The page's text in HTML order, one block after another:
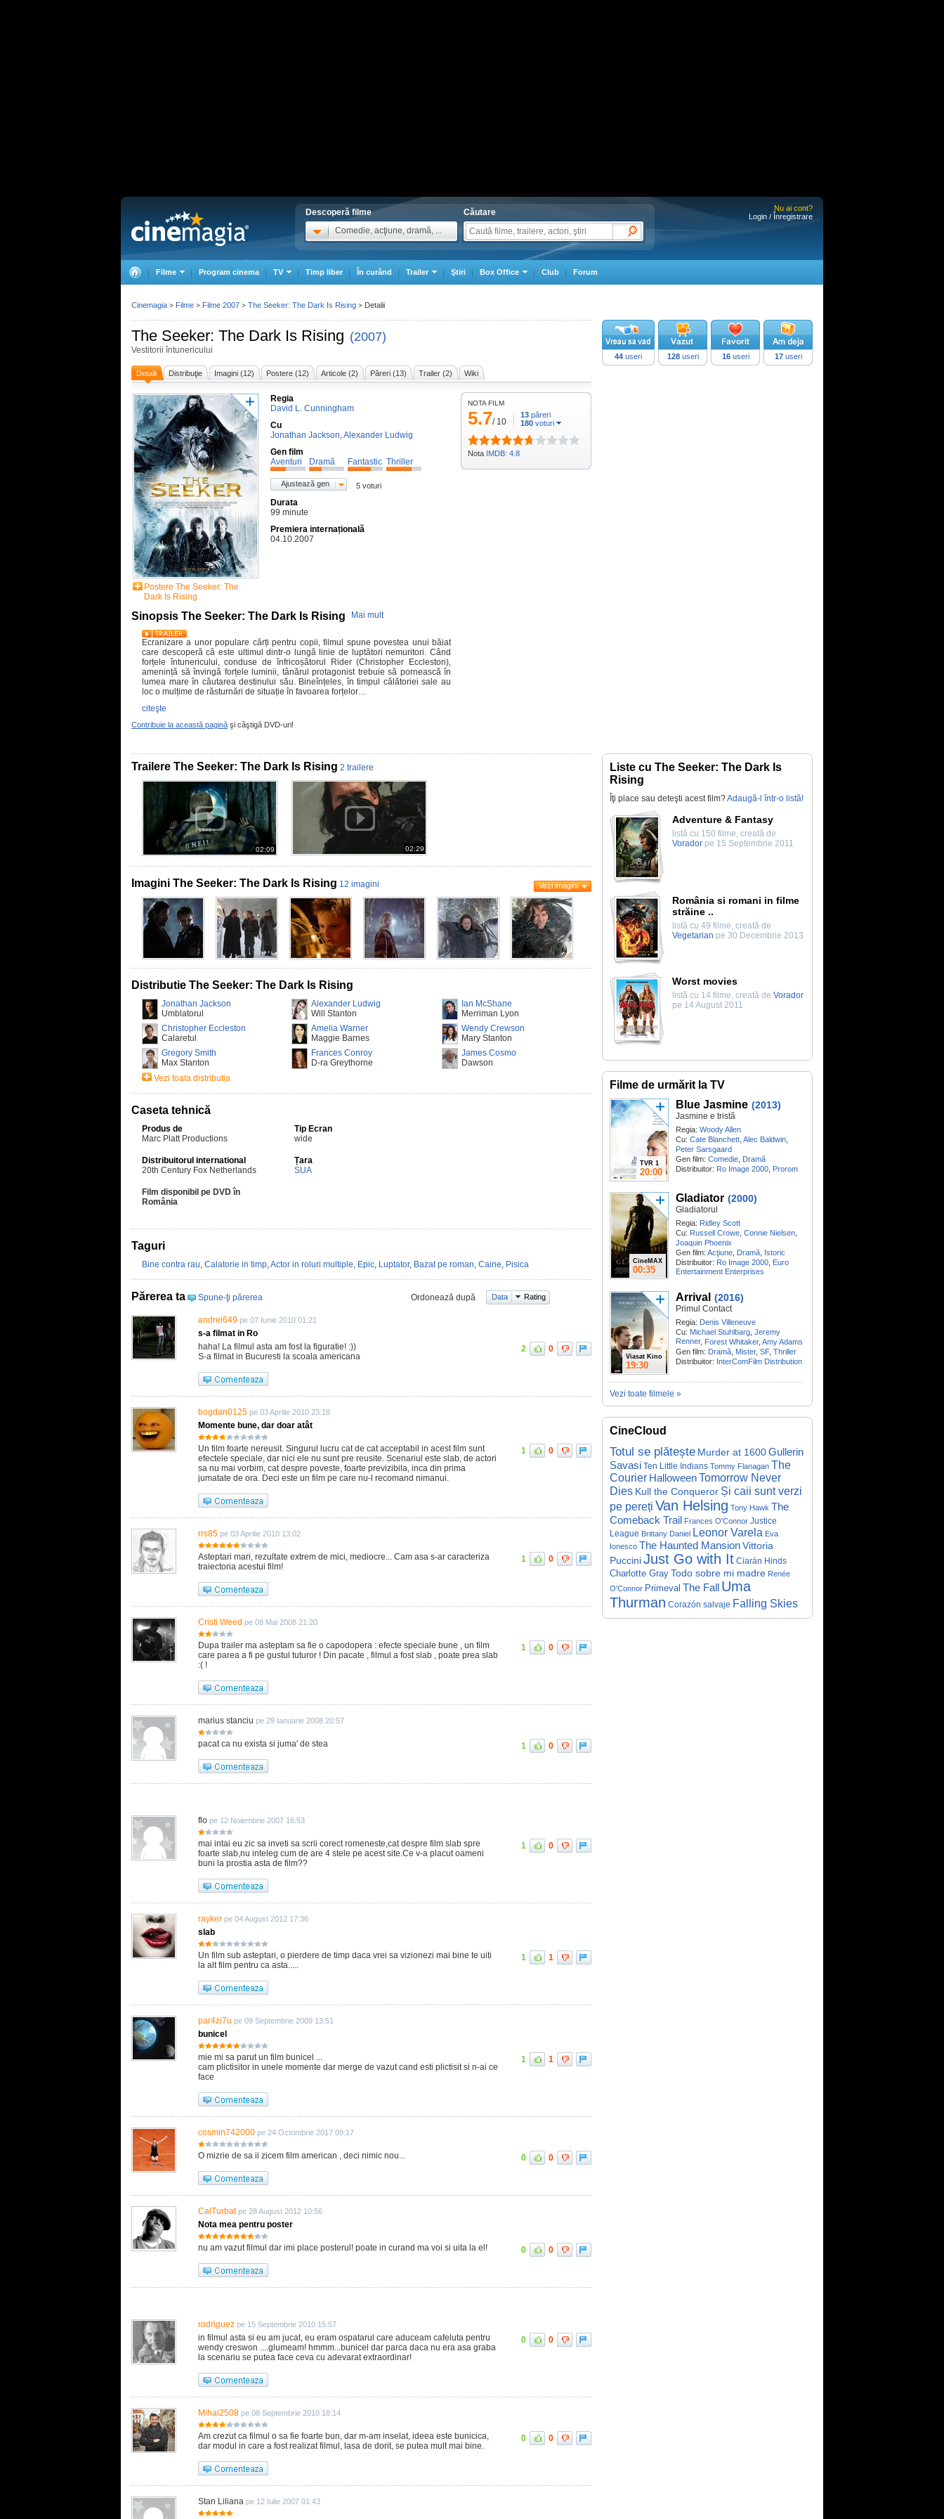
Descoperă filme
Comedie, acţiune, dramă, ...
Căutare
Nu ai cont?
Login / Înregistrare
Filme Program cinema TV Timp liber În curând Trailer Ştiri Box Office Club Forum
The Seeker: The Dark Is Rising (2007)
Vestitorii întunericului
Detalii Distribuţie Imagini (12) Postere (12) Articole (2) Păreri (13) Trailer (2) Wiki
Postere The Seeker: The
Dark Is Rising
Regia
David L. Cunningham
Cu
Jonathan Jackson,Alexander Ludwig
Gen film
Aventuri
Dramă Fantastic Thriller
Ajustează gen 5 voturi
Durata
99 minute
Premiera internațională
04.10.2007
Sinopsis The Seeker: The Dark Is Rising Mai mult
Ecranizare a unor populare cărți pentru copii, filmul spune povestea unui băiat
care descoperă că este ultimul dintr-o lungă linie de luptători nemuritori. Când
forțele întunericului, conduse de înfricoșătorul Rider (Christopher Eccleston),
amenință să învingă forțele luminii, tânărul protagonist trebuie să pornească în
lumea mare în căutarea destinului său. Bineînțeles, în timpul călătoriei sale au
loc o mulțime de răsturnări de situație în favoarea forțelor…
citeşte
Contribuie la această pagină şi câştigă DVD-uri!
NOTA FILM
5.7/ 10
13 păreri
180 voturi
Nota IMDB: 4.8
44 useri 128useri 16useri 17useri
Trailere The Seeker: The Dark Is Rising 2 trailere
02:09 02:29
Imagini The Seeker: The Dark Is Rising 12 imagini Vezi imagini
Distributie The Seeker: The Dark Is Rising
Jonathan Jackson
Umblatorul
Alexander Ludwig
Will Stanton
Ian McShane
Merriman Lyon
Christopher Eccleston
Calaretul
Amelia Warner
Maggie Barnes
Wendy Crewson
Mary Stanton
Gregory Smith
Max Stanton
Frances Conroy
D-ra Greythorne
James Cosmo
Dawson
Vezi toata distributia
Caseta tehnică
Produs de
Marc Platt Productions
Tip Ecran
wide
Distribuitorul international
20th Century Fox Netherlands
Țara
SUA
Film disponibil pe DVD în
România
Taguri
Bine contra rau, Calatorie in timp,Actor in roluri multiple, Epic, Luptator, Bazat pe roman, Caine, Pisica
Părerea ta Spune-ţi părerea Ordonează după Data Rating
andrei649 pe 07 Iunie 2010 01:21
s-a filmat in Ro
haha! La filmul asta am fost la figuratie! :))
S-a filmat in Bucuresti la scoala americana
2 0
bogdan0125 pe 03 Aprilie 2010 23:18
Momente bune, dar doar atât
Un film foarte nereusit. Singurul lucru cat de cat acceptabil in acest film sunt
efectele speciale, dar nici ele nu sunt pre reusite. Scenariul este slab, de actori
sa nu mai vorbim, cat despre poveste, foarte previzibila, inca din prima
jumatate de ora. Deci este un film pe care nu-l recomand nimanui.
1 0
rrs85 pe 03 Aprilie 2010 13:02
Asteptari mari, rezultate extrem de mici, mediocre... Cam asa s-ar caracteriza
traiectoria acestui film!
1 0
Cristi Weed pe 08 Mai 2008 21:20
Dupa trailer ma asteptam sa fie o capodopera : efecte speciale bune , un film
care parea a fi pe gustul tuturor ! Din pacate , filmul a fost slab , poate prea slab
:( !
1 0
marius stanciu pe 29 Ianuarie 2008 20:57
pacat ca nu exista si juma' de stea 1 0
flo pe 12 Noiembrie 2007 16:53
mai intai eu zic sa inveti sa scrii corect romeneste,cat despre film slab spre
foarte slab,nu inteleg cum de are 4 stele pe acest site.Ce v-a placut oameni
buni la prostia asta de film??
1 0
rayker pe 04 August 2012 17:36
slab
Un film sub asteptari, o pierdere de timp daca vrei sa vizionezi mai bine te uiti
la alt film pentru ca asta.....
1 1
par4zi7u pe 09 Septembrie 2009 13:51
bunicel
mie mi sa parut un film bunicel ...
cam plictisitor in unele momente dar merge de vazut cand esti plictisit si n-ai ce
face
1 1
cosmin742000 pe 24 Octombrie 2017 09:17
O mizrie de sa ii zicem film american , deci nimic nou... 0 0
CalTurbat pe 28 August 2012 10:56
Nota mea pentru poster
nu am vazut filmul dar imi place posterul! poate in curand ma voi si uita la el! 0 0
rodriguez pe 15 Septembrie 2010 15:57
in filmul asta si eu am jucat, eu eram ospatarul care aduceam cafeluta pentru
wendy creswon ....glumeam! hmmm...bunicel dar parca daca nu era asa graba
la scenariu se putea face ceva cu adevarat extraordinar!
0 0
Mihai2508 pe 08 Septembrie 2010 18:14
Am crezut ca filmul o sa fie foarte bun, dar m-am inselat, ideea este bunicica,
dar modul in care a fost realizat filmul, lasa de dorit, se putea mult mai bine.
0 0
Stan Liliana pe 12 Iulie 2007 01:43
Liste cu The Seeker: The Dark Is
Rising
Îţi place sau deteşti acest film?Adaugă-l într-o listă!
Adventure & Fantasy
listă cu 150 filme, creată de
Vorador pe 15 Septembrie 2011
România si romani in filme
străine ..
listă cu 49 filme, creată de
Vegetarian pe 30 Decembrie 2013
Worst movies
listă cu 14 filme, creată de Vorador
pe 14 August 2011
Filme de urmărit la TV
TVR 1
20:00
Blue Jasmine (2013)
Jasmine e tristă
Regia: Woody Allen
Cu: Cate Blanchett Alec Baldwin
Peter Sarsgaard
Gen film: Comedie Dramă
Distribuitor: Ro Image 2000 Prorom
CineMAX
00:35
Gladiator (2000)
Gladiatorul
Regia: Ridley Scott
Cu: Russell Crowe Connie Nielsen
Joaquin Phoenix
Gen film: Acţiune Dramă Istoric
Distribuitor: Ro Image 2000 Euro
Entertainment Enterprises
Viasat Kino
19:30
Arrival (2016)
Primul Contact
Regia: Denis Villeneuve
Cu: Michael Stuhlbarg Jeremy
Renner, Forest Whitaker, Amy Adams
Gen film: Dramă Mister, SF, Thriller
Distribuitor: InterComFilm Distribution
Vezi toate filmele »
CineCloud
Totul se plătește Murder at 1600Gullerin
Savasi Ten Little Indians Tommy Flanagan The
Courier HalloweenTomorrow Never
Dies Kull the Conqueror Și caii sunt verzi
pe pereți Van Helsing Tony Hawk The
Comeback Trail Frances O'Connor Justice
League Brittany Daniel Leonor Varela Eva
Ionesco The Haunted MansionVittoria
PucciniJust Go with It Ciarán Hinds
Charlotte Gray Todo sobre mi madre Renée
O'Connor Primeval The Fall Uma
Thurman Corazón salvaje Falling Skies
Cinemagia > Filme > Filme 2007 > The Seeker: The Dark Is Rising > Detalii